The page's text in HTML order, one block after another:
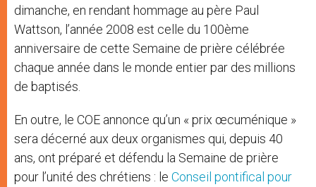
dimanche, en rendant hommage au père Paul
Wattson, l’année 2008 est celle du 100ème
anniversaire de cette Semaine de prière célébrée
chaque année dans le monde entier par des millions
de baptisés.
En outre, le COE annonce qu’un « prix œcuménique »
sera décerné aux deux organismes qui, depuis 40
ans, ont préparé et défendu la Semaine de prière
pour l’unité des chrétiens : le Conseil pontifical pour